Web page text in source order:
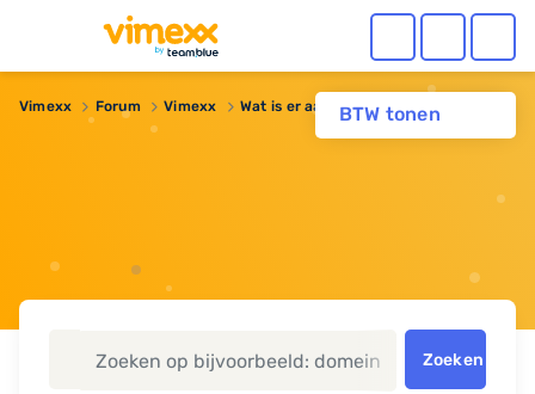
BTW tonen
Vimexx Forum Vimexx Wat is er aan de hand met support?
Zoeken